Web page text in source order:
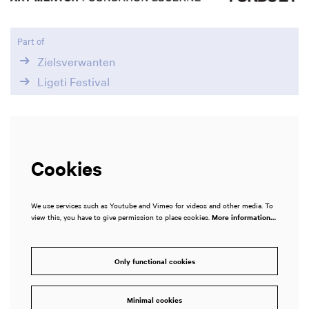
Part of
Zielsverwanten
Ligeti Festival
Cookies
We use services such as Youtube and Vimeo for videos and other media. To
view this, you have to give permission to place cookies. More information…
Only functional cookies
Minimal cookies